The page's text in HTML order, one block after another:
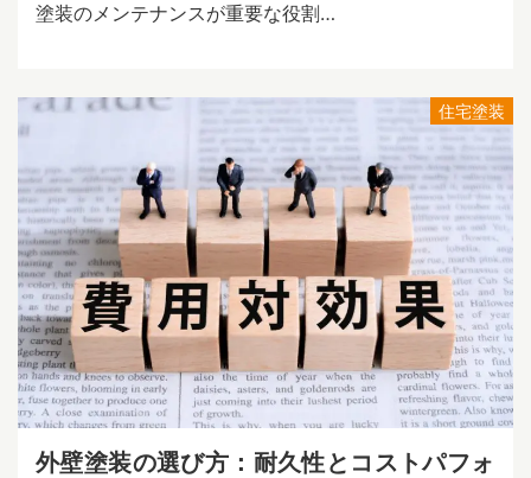
塗装のメンテナンスが重要な役割…
住宅塗装
外壁塗装の選び方：耐久性とコストパフォ